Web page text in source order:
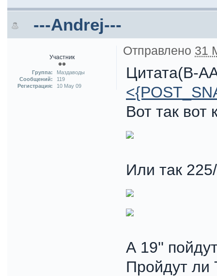
---Andrej---
Участник
Группа:
Маздаводы
Сообщений:
119
Регистрация:
10 May 09
Отправлено 31
Цитата(B-
Вот так вот
Или так
А 19''
Пройдут ли